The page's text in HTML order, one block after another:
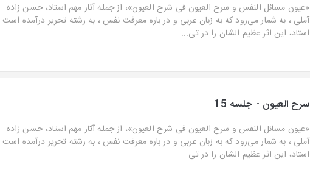
«عیون مسائل النفس و سرح العیون فی شرح العیون»، از جمله آثار مهم استاد، حسن زاده
آملی ، به شمار می‌رود که به زبان عربی و در باره معرفت نفس ، به رشته تحریر درآمده است.
استاد، این اثر عظیم الشان را در تی...
سرح العیون - جلسه 15
«عیون مسائل النفس و سرح العیون فی شرح العیون»، از جمله آثار مهم استاد، حسن زاده
آملی ، به شمار می‌رود که به زبان عربی و در باره معرفت نفس ، به رشته تحریر درآمده است.
استاد، این اثر عظیم الشان را در تی...